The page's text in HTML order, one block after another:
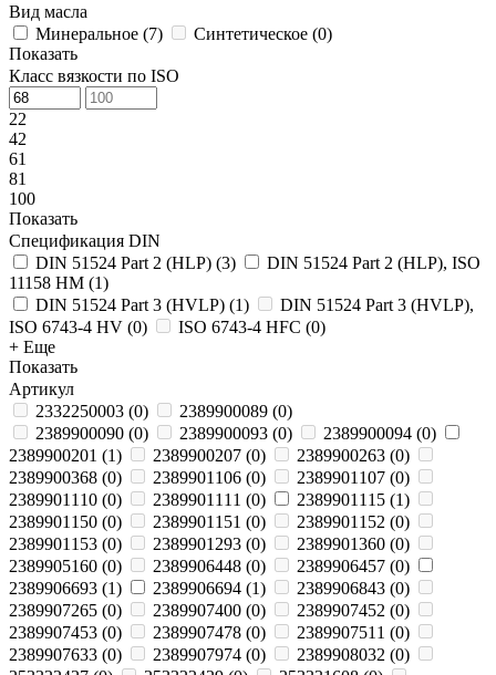
Вид масла
Минеральное (7) Синтетическое (0)
Показать
Класс вязкости по ISO
22
42
61
81
100
Показать
Спецификация DIN
DIN 51524 Part 2 (HLP) (3)
DIN 51524 Part 2 (HLP), ISO
11158 HM (1)
DIN 51524 Part 3 (HVLP) (1)
DIN 51524 Part 3 (HVLP),
ISO 6743-4 HV (0) ISO 6743-4 HFC (0)
+ Еще
Показать
Артикул
2332250003 (0) 2389900089 (0)
2389900090 (0) 2389900093 (0) 2389900094 (0)
2389900201 (1) 2389900207 (0) 2389900263 (0)
2389900368 (0) 2389901106 (0) 2389901107 (0)
2389901110 (0) 2389901111 (0) 2389901115 (1)
2389901150 (0) 2389901151 (0) 2389901152 (0)
2389901153 (0) 2389901293 (0) 2389901360 (0)
2389905160 (0) 2389906448 (0) 2389906457 (0)
2389906693 (1) 2389906694 (1) 2389906843 (0)
2389907265 (0) 2389907400 (0) 2389907452 (0)
2389907453 (0) 2389907478 (0) 2389907511 (0)
2389907633 (0) 2389907974 (0) 2389908032 (0)